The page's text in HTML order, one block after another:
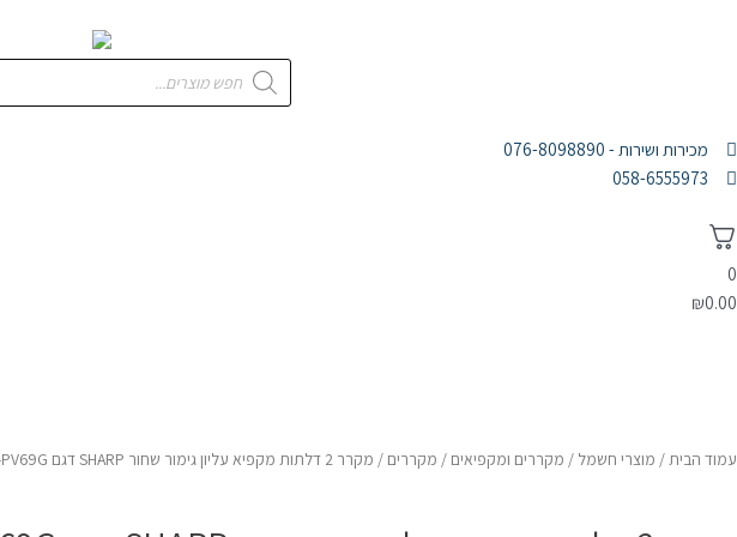
מכירות ושירות - 076-8098890
058-6555973
0
₪0.00
עמוד הבית/ מוצרי חשמל / מקררים ומקפיאים / מקררים / מקרר 2 דלתות מקפיא עליון גימור שחור SHARP דגם SJ-PV69G הוא בחירה מצוינת עבור משפחות גדולות